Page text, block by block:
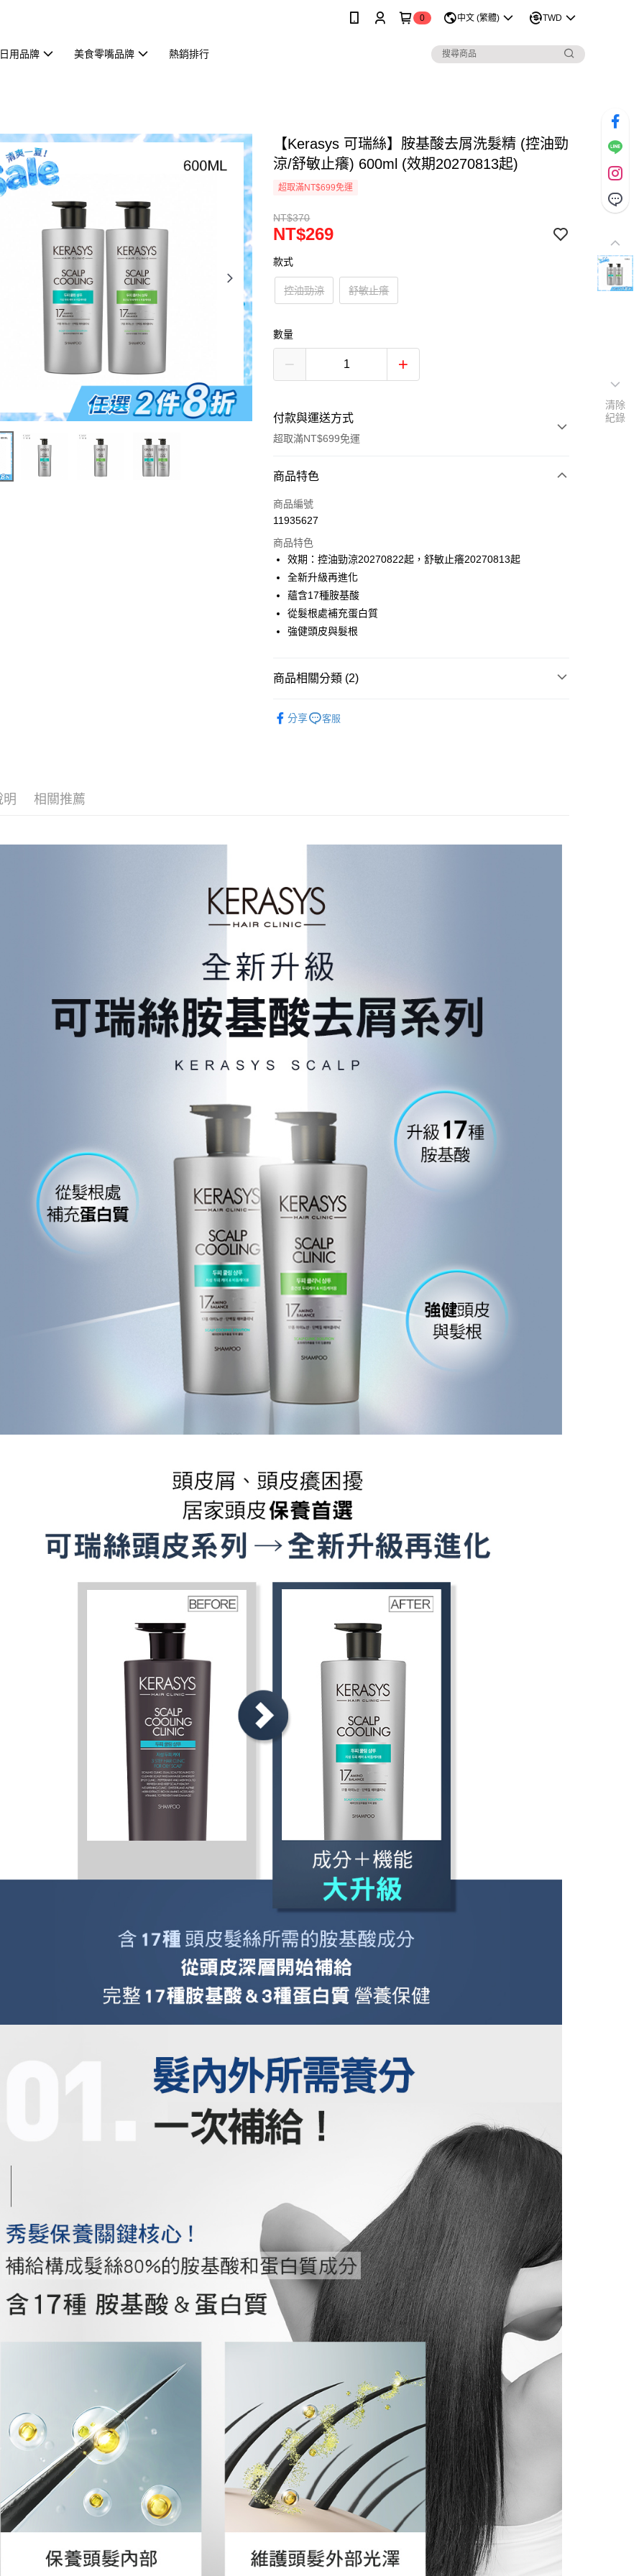
0 中文 (繁體) TWD
用品牌 美食零嘴品牌 熱銷排行
【Kerasys 可瑞絲】胺基酸去屑洗髮精 (控油勁
涼/舒敏止癢) 600ml (效期20270813起)
超取滿NT$699免運
NT$370
NT$269
款式
控油勁涼 舒敏止癢
數量
付款與運送方式
超取滿NT$699免運
付款方式
信用卡一次付款
Apple Pay
街口支付
悠遊付
ATM付款
運送方式
每筆NT$80，滿NT$699(含以上)免運費
黑猫宅配
商品特色
商品編號
11935627
商品特色
效期：控油勁涼20270822起，舒敏止癢20270813起
全新升級再進化
蘊含17種胺基酸
從髮根處補充蛋白質
強健頭皮與髮根
商品相關分類 (2)
分享 客服
明 相關推薦
清除
紀錄